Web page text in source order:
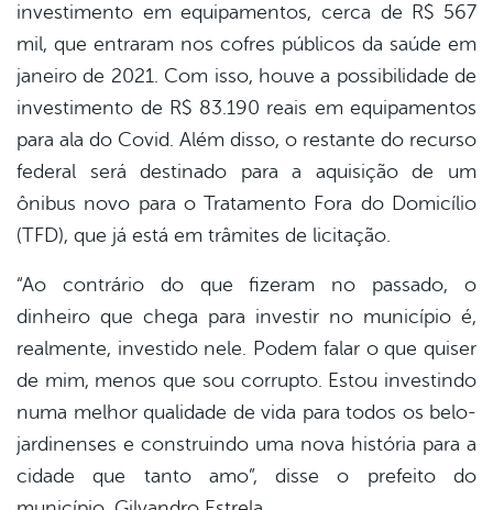
investimento em equipamentos, cerca de R$ 567
mil, que entraram nos cofres públicos da saúde em
janeiro de 2021. Com isso, houve a possibilidade de
investimento de R$ 83.190 reais em equipamentos
para ala do Covid. Além disso, o restante do recurso
federal será destinado para a aquisição de um
ônibus novo para o Tratamento Fora do Domicílio
(TFD), que já está em trâmites de licitação.
“Ao contrário do que fizeram no passado, o
dinheiro que chega para investir no município é,
realmente, investido nele. Podem falar o que quiser
de mim, menos que sou corrupto. Estou investindo
numa melhor qualidade de vida para todos os belo-
jardinenses e construindo uma nova história para a
cidade que tanto amo”, disse o prefeito do